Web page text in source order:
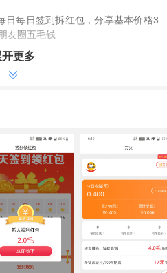
每日签到拆红包，分享基本价格3
友圈五毛钱
本抽成20%+10%(新弟子+新徒弟
看点主打产品的云米App，收益整
言板留言意见反馈在线客服
开更多